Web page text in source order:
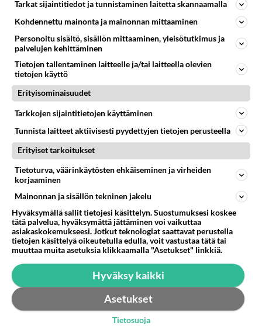
Pyöräytä kasvispihvit kauden
juureksista.
Porkkanapihvit paistuvat
meheviksi miedohkolla
lämmöllä.
Moussaka tuo kreikkalaiset,
ruokapöytään.
Suussa sulavat donitsit
valmistuvat näppärästi
uunissa.
Ciabatta on lähtöisin Italiasta.
HOROSKOOPPI
8.8.2026
Tarkat sijaintitiedot ja tunnistaminen laitetta skannaamalla
Kohdennettu mainonta ja mainonnan mittaaminen
Personoitu sisältö, sisällön mittaaminen, yleisötutkimus ja
palvelujen kehittäminen
Tietojen tallentaminen laitteelle ja/tai laitteella olevien
tietojen käyttö
Erityisominaisuudet
Tarkkojen sijaintitietojen käyttäminen
Tunnista laitteet aktiivisesti pyydettyjen tietojen perusteella
Erityiset tarkoitukset
Tietoturva, väärinkäytösten ehkäiseminen ja virheiden
korjaaminen
Mainonnan ja sisällön tekninen jakelu
Hyväksymällä sallit tietojesi käsittelyn. Suostumuksesi koskee
tätä palvelua, hyväksymättä jättäminen voi vaikuttaa
asiakaskokemukseesi. Jotkut teknologiat saattavat perustella
tietojen käsittelyä oikeutetulla edulla, voit vastustaa tätä tai
muuttaa muita asetuksia klikkaamalla "Asetukset" linkkiä.
Hyväksy kaikki
Asetukset
Tietosuoja